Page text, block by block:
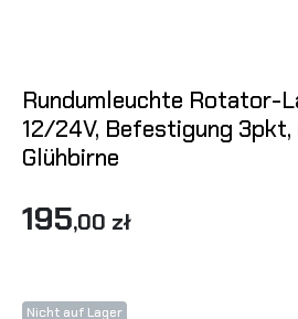
Rundumleuchte Rotator-
12/24V, Befestigung 3pkt,
Glühbirne
195,00 zł
Nicht auf Lager